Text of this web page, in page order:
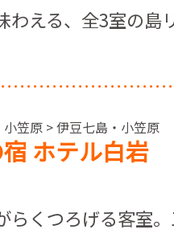
わえる、全3室の島
笠原 > 伊豆七島・小笠原
ホテル白岩
らくつろげる客室